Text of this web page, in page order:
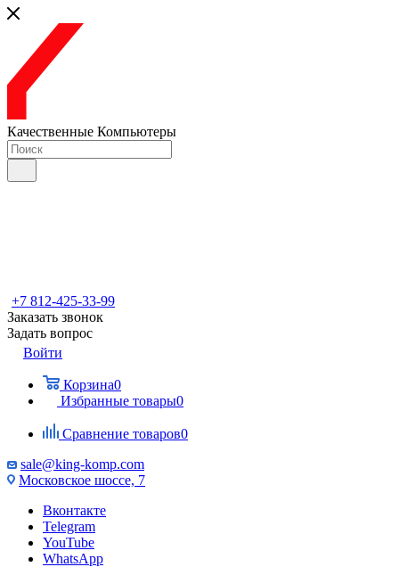
Качественные Компьютеры
+7 812-425-33-99
Заказать звонок
Задать вопрос
Войти
Корзина0
Избранные товары0
Сравнение товаров0
sale@king-komp.com
Московское шоссе, 7
Вконтакте
Telegram
YouTube
WhatsApp